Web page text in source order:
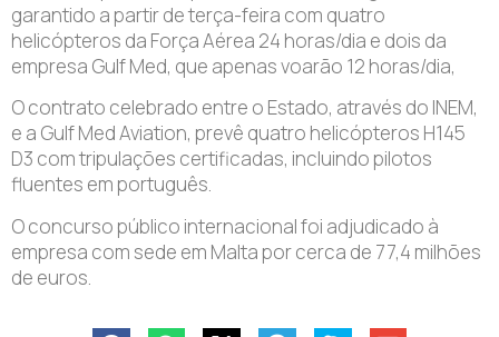
garantido a partir de terça-feira com quatro
helicópteros da Força Aérea 24 horas/dia e dois da
empresa Gulf Med, que apenas voarão 12 horas/dia,
O contrato celebrado entre o Estado, através do INEM,
e a Gulf Med Aviation, prevê quatro helicópteros H145
D3 com tripulações certificadas, incluindo pilotos
fluentes em português.
O concurso público internacional foi adjudicado à
empresa com sede em Malta por cerca de 77,4 milhões
de euros.